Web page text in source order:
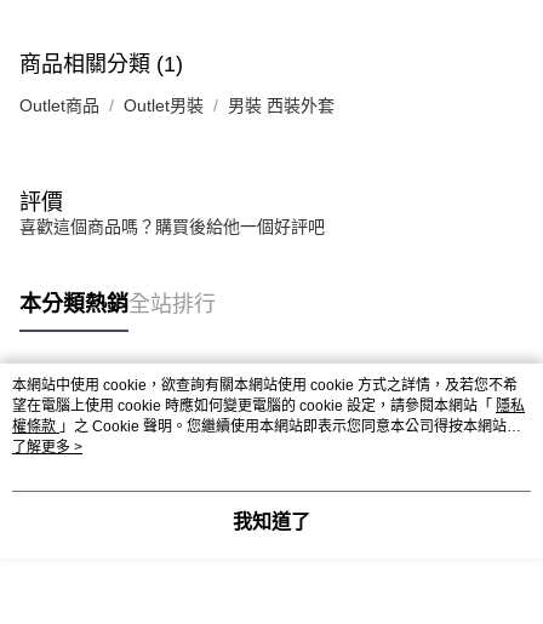
商品相關分類 (1)
Outlet商品 Outlet男裝 男裝 西裝外套
評價
喜歡這個商品嗎？購買後給他一個好評吧
本分類熱銷全站排行
熱門標籤
本網站中使用 cookie，欲查詢有關本網站使用 cookie 方式之詳情，及若您不希
望在電腦上使用 cookie 時應如何變更電腦的 cookie 設定，請參閱本網站「 隱私
權條款 」之 Cookie 聲明。您繼續使用本網站即表示您同意本公司得按本網站使
用條款之 Cookie 聲明使用 cookie。
了解更多 >
我知道了